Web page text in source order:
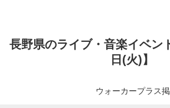
長野県のライブ・音楽イベン
日(火)】
ウォーカープラス